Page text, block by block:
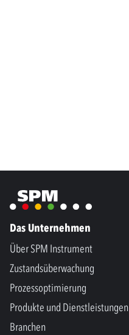
Das Unternehmen
Über SPM Instrument
Zustandsüberwachung
Prozessoptimierung
Produkte und Dienstleistungen
Branchen